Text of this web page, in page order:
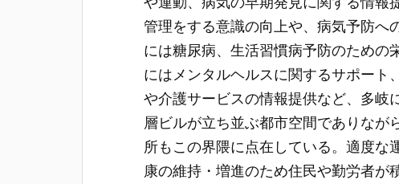
管理をする意識の向上や、病気予防へ
には糖尿病、生活習慣病予防のための
にはメンタルヘルスに関するサポート
や介護サービスの情報提供など、多岐
層ビルが立ち並ぶ都市空間でありな
所もこの界隈に点在している。適度な
康の維持・増進のため住民や勤労者が